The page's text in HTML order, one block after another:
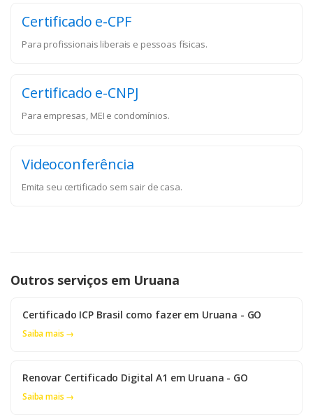
Certificado e-CPF
Para profissionais liberais e pessoas físicas.
Certificado e-CNPJ
Para empresas, MEI e condomínios.
Videoconferência
Emita seu certificado sem sair de casa.
Outros serviços em Uruana
Certificado ICP Brasil como fazer em Uruana - GO
Saiba mais →
Renovar Certificado Digital A1 em Uruana - GO
Saiba mais →